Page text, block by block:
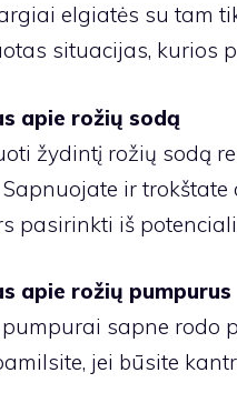
elgiatės su tam
situacijas, kurios
apie rožių sodą
žydintį rožių sodą
ir
pasirinkti iš
apie rožių pumpurus
pumpurai sapne rodo
jei būsite